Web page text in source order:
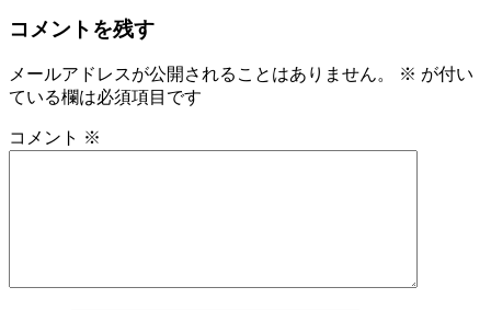
コメントを残す
メールアドレスが公開されることはありません。 ※ が付い
ている欄は必須項目です
コメント ※